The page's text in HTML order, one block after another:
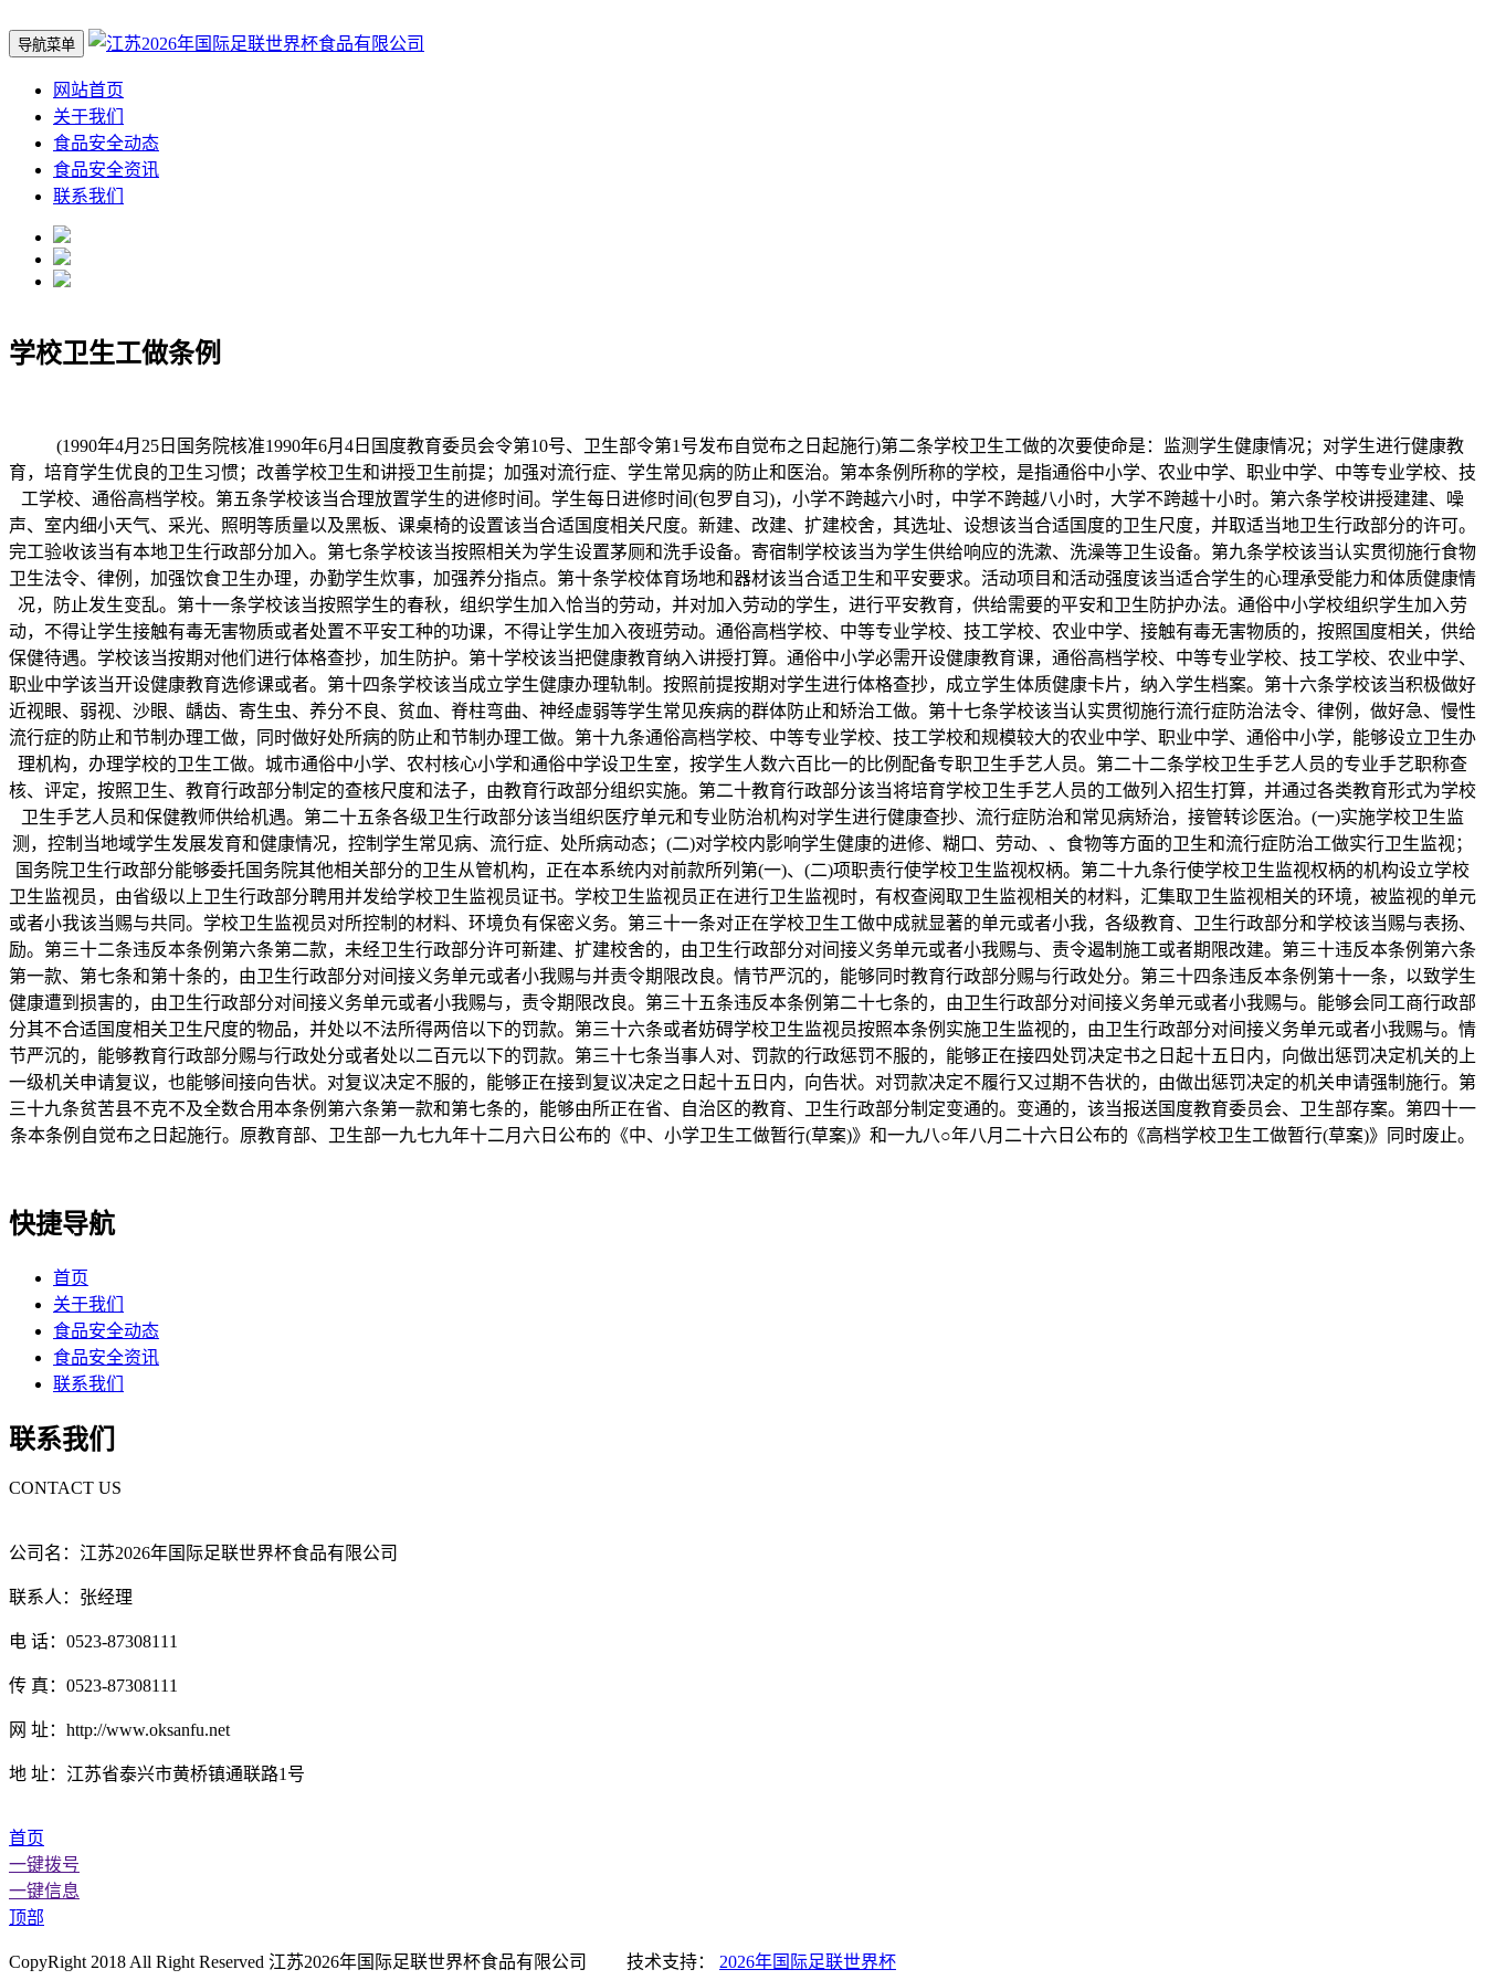
导航菜单
网站首页
关于我们
食品安全动态
食品安全资讯
联系我们
学校卫生工做条例
(1990年4月25日国务院核准1990年6月4日国度教育委员会令第10号、卫生部令第1号发布自觉布之日起施行)第二条学校卫生工做的次要使命是：监测学生健康情况；对学生进行健康教
育，培育学生优良的卫生习惯；改善学校卫生和讲授卫生前提；加强对流行症、学生常见病的防止和医治。第本条例所称的学校，是指通俗中小学、农业中学、职业中学、中等专业学校、技
工学校、通俗高档学校。第五条学校该当合理放置学生的进修时间。学生每日进修时间(包罗自习)，小学不跨越六小时，中学不跨越八小时，大学不跨越十小时。第六条学校讲授建建、噪
声、室内细小天气、采光、照明等质量以及黑板、课桌椅的设置该当合适国度相关尺度。新建、改建、扩建校舍，其选址、设想该当合适国度的卫生尺度，并取适当地卫生行政部分的许可。
完工验收该当有本地卫生行政部分加入。第七条学校该当按照相关为学生设置茅厕和洗手设备。寄宿制学校该当为学生供给响应的洗漱、洗澡等卫生设备。第九条学校该当认实贯彻施行食物
卫生法令、律例，加强饮食卫生办理，办勤学生炊事，加强养分指点。第十条学校体育场地和器材该当合适卫生和平安要求。活动项目和活动强度该当适合学生的心理承受能力和体质健康情
况，防止发生变乱。第十一条学校该当按照学生的春秋，组织学生加入恰当的劳动，并对加入劳动的学生，进行平安教育，供给需要的平安和卫生防护办法。通俗中小学校组织学生加入劳
动，不得让学生接触有毒无害物质或者处置不平安工种的功课，不得让学生加入夜班劳动。通俗高档学校、中等专业学校、技工学校、农业中学、接触有毒无害物质的，按照国度相关，供给
保健待遇。学校该当按期对他们进行体格查抄，加生防护。第十学校该当把健康教育纳入讲授打算。通俗中小学必需开设健康教育课，通俗高档学校、中等专业学校、技工学校、农业中学、
职业中学该当开设健康教育选修课或者。第十四条学校该当成立学生健康办理轨制。按照前提按期对学生进行体格查抄，成立学生体质健康卡片，纳入学生档案。第十六条学校该当积极做好
近视眼、弱视、沙眼、龋齿、寄生虫、养分不良、贫血、脊柱弯曲、神经虚弱等学生常见疾病的群体防止和矫治工做。第十七条学校该当认实贯彻施行流行症防治法令、律例，做好急、慢性
流行症的防止和节制办理工做，同时做好处所病的防止和节制办理工做。第十九条通俗高档学校、中等专业学校、技工学校和规模较大的农业中学、职业中学、通俗中小学，能够设立卫生办
理机构，办理学校的卫生工做。城市通俗中小学、农村核心小学和通俗中学设卫生室，按学生人数六百比一的比例配备专职卫生手艺人员。第二十二条学校卫生手艺人员的专业手艺职称查
核、评定，按照卫生、教育行政部分制定的查核尺度和法子，由教育行政部分组织实施。第二十教育行政部分该当将培育学校卫生手艺人员的工做列入招生打算，并通过各类教育形式为学校
卫生手艺人员和保健教师供给机遇。第二十五条各级卫生行政部分该当组织医疗单元和专业防治机构对学生进行健康查抄、流行症防治和常见病矫治，接管转诊医治。(一)实施学校卫生监
测，控制当地域学生发展发育和健康情况，控制学生常见病、流行症、处所病动态；(二)对学校内影响学生健康的进修、糊口、劳动、、食物等方面的卫生和流行症防治工做实行卫生监视；
国务院卫生行政部分能够委托国务院其他相关部分的卫生从管机构，正在本系统内对前款所列第(一)、(二)项职责行使学校卫生监视权柄。第二十九条行使学校卫生监视权柄的机构设立学校
卫生监视员，由省级以上卫生行政部分聘用并发给学校卫生监视员证书。学校卫生监视员正在进行卫生监视时，有权查阅取卫生监视相关的材料，汇集取卫生监视相关的环境，被监视的单元
或者小我该当赐与共同。学校卫生监视员对所控制的材料、环境负有保密义务。第三十一条对正在学校卫生工做中成就显著的单元或者小我，各级教育、卫生行政部分和学校该当赐与表扬、
励。第三十二条违反本条例第六条第二款，未经卫生行政部分许可新建、扩建校舍的，由卫生行政部分对间接义务单元或者小我赐与、责令遏制施工或者期限改建。第三十违反本条例第六条
第一款、第七条和第十条的，由卫生行政部分对间接义务单元或者小我赐与并责令期限改良。情节严沉的，能够同时教育行政部分赐与行政处分。第三十四条违反本条例第十一条，以致学生
健康遭到损害的，由卫生行政部分对间接义务单元或者小我赐与，责令期限改良。第三十五条违反本条例第二十七条的，由卫生行政部分对间接义务单元或者小我赐与。能够会同工商行政部
分其不合适国度相关卫生尺度的物品，并处以不法所得两倍以下的罚款。第三十六条或者妨碍学校卫生监视员按照本条例实施卫生监视的，由卫生行政部分对间接义务单元或者小我赐与。情
节严沉的，能够教育行政部分赐与行政处分或者处以二百元以下的罚款。第三十七条当事人对、罚款的行政惩罚不服的，能够正在接四处罚决定书之日起十五日内，向做出惩罚决定机关的上
一级机关申请复议，也能够间接向告状。对复议决定不服的，能够正在接到复议决定之日起十五日内，向告状。对罚款决定不履行又过期不告状的，由做出惩罚决定的机关申请强制施行。第
三十九条贫苦县不克不及全数合用本条例第六条第一款和第七条的，能够由所正在省、自治区的教育、卫生行政部分制定变通的。变通的，该当报送国度教育委员会、卫生部存案。第四十一
条本条例自觉布之日起施行。原教育部、卫生部一九七九年十二月六日公布的《中、小学卫生工做暂行(草案)》和一九八○年八月二十六日公布的《高档学校卫生工做暂行(草案)》同时废止。
快捷导航
首页
关于我们
食品安全动态
食品安全资讯
联系我们
联系我们
CONTACT US
公司名：江苏2026年国际足联世界杯食品有限公司
联系人：张经理
电 话：0523-87308111
传 真：0523-87308111
网 址：http://www.oksanfu.net
地 址：江苏省泰兴市黄桥镇通联路1号
首页
一键拨号
一键信息
顶部
CopyRight 2018 All Right Reserved 江苏2026年国际足联世界杯食品有限公司 技术支持： 2026年国际足联世界杯